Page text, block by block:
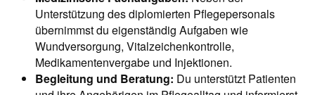
Unterstützung des diplomierten Pflegepersonals
übernimmst du eigenständig Aufgaben wie
Wundversorgung, Vitalzeichenkontrolle,
Medikamentenvergabe und Injektionen.
Begleitung und Beratung: Du unterstützt Patienten